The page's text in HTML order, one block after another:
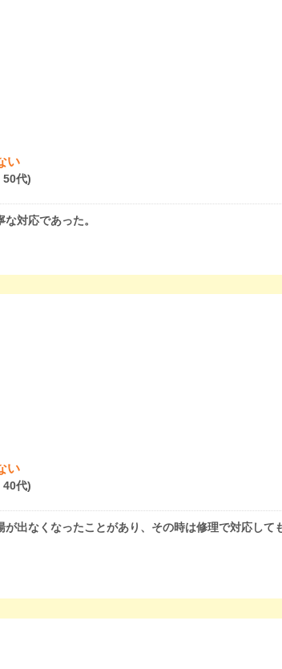
い
50代)
対応であった。
い
40代)
出なくなったことがあり、その時は修理で対応し